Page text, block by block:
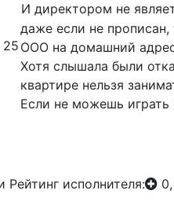
25
И директором не
даже если не
ООО на домашний
Хотя слышала были
квартире нельзя
Если не можешь играть
Рейтинг исполнителя: 0,